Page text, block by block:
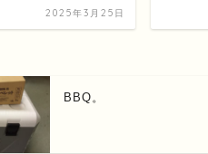
2025年3月25日
BBQ。